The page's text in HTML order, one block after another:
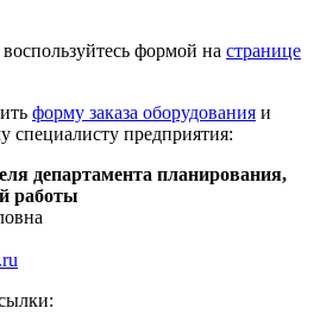
формой на странице
форму заказа оборудования и
специалисту предприятия:
департамента планирования,
работы